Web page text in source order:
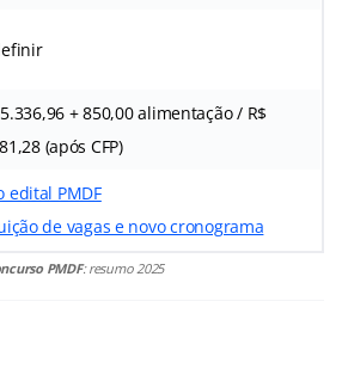
+ 850,00 alimentação / R$
(após CFP)
edital PMDF
de vagas e novo cronograma
PMDF: resumo 2025